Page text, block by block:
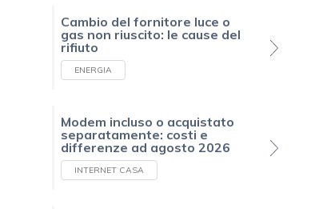
Cambio del fornitore luce o
gas non riuscito: le cause del
rifiuto
ENERGIA
Modem incluso o acquistato
separatamente: costi e
differenze ad agosto 2026
INTERNET CASA